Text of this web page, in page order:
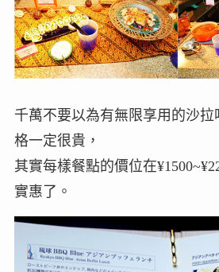
千萬不要以為有無限享用的沙
格一定很貴，
其實每樣餐點的價位在
實惠了。